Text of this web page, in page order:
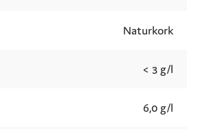
Naturkork
< 3 g/l
6,0 g/l